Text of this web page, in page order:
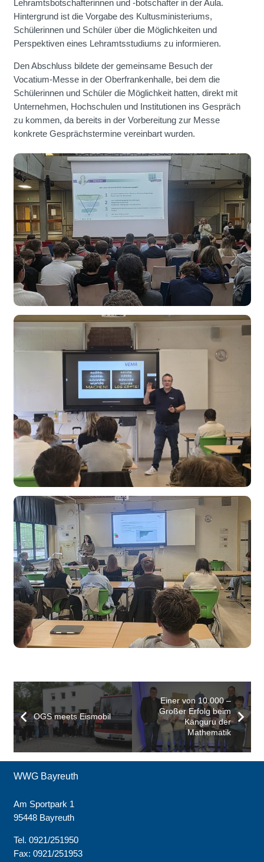
Lehramtsbotschafterinnen und -botschafter in der Aula.
Hintergrund ist die Vorgabe des Kultusministeriums,
Schülerinnen und Schüler über die Möglichkeiten und
Perspektiven eines Lehramtsstudiums zu informieren.
Den Abschluss bildete der gemeinsame Besuch der
Vocatium-Messe in der Oberfrankenhalle, bei dem die
Schülerinnen und Schüler die Möglichkeit hatten, direkt mit
Unternehmen, Hochschulen und Institutionen ins Gespräch
zu kommen, da bereits in der Vorbereitung zur Messe
konkrete Gesprächstermine vereinbart wurden.
OGS meets Eismobil
Einer von 10.000 –
Großer Erfolg beim
Känguru der
Mathematik
WWG Bayreuth
Am Sportpark 1
95448 Bayreuth
Tel. 0921/251950
Fax: 0921/251953